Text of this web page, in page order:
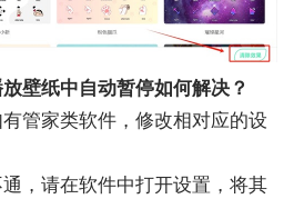
壁纸中自动暂停如何解决？
家类软件，修改相对应的设
请在软件中打开设置，将其